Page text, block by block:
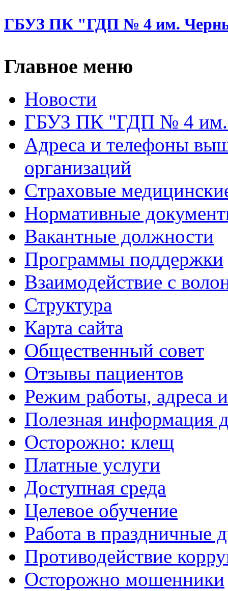
ГБУЗ ПК "ГДП № 4 им.
Главное меню
Новости
ГБУЗ ПК "ГДП № 4
Адреса и телефоны
организаций
Cтраховые
Нормативные
Вакантные должности
Программы поддержки
Взаимодействие с
Структура
Карта сайта
Общественный совет
Отзывы пациентов
Режим работы, адреса
Полезная информация
Осторожно: клещ
Платные услуги
Доступная среда
Целевое обучение
Работа в праздничные
Противодействие
Осторожно мошенники